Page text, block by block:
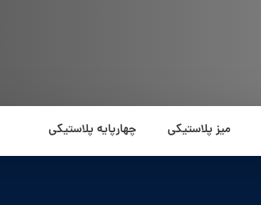
میز پلاستیکی چهارپایه پلاستیکی